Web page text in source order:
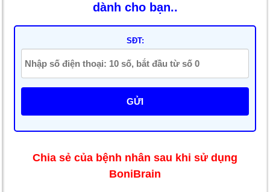
dành cho bạn..
SĐT:
GỬI
Chia sẻ của bệnh nhân sau khi sử dụng
BoniBrain